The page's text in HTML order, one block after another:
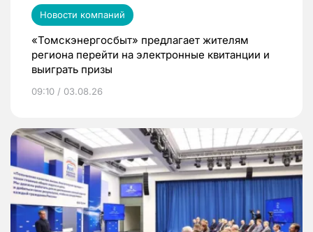
Новости компаний
«Томскэнергосбыт» предлагает жителям
региона перейти на электронные квитанции и
выиграть призы
09:10 / 03.08.26